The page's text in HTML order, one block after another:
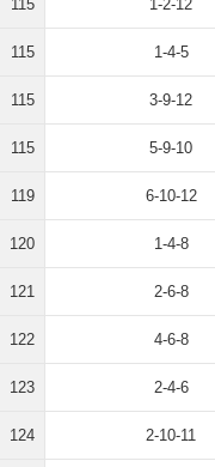
115 1-2-12
115 1-4-5
115 3-9-12
115 5-9-10
119 6-10-12
120 1-4-8
121 2-6-8
122 4-6-8
123 2-4-6
124 2-10-11